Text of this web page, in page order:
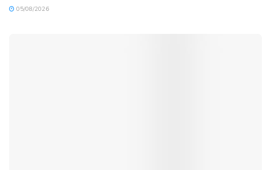
05/08/2026